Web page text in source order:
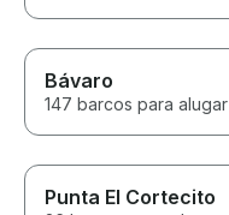
Bávaro
147 barcos para alugar
Punta El Cortecito